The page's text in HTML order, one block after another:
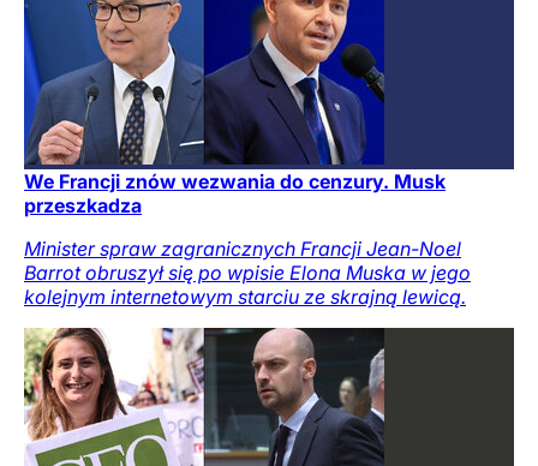
We Francji znów wezwania do cenzury. Musk
przeszkadza
Minister spraw zagranicznych Francji Jean-Noel
Barrot obruszył się po wpisie Elona Muska w jego
kolejnym internetowym starciu ze skrajną lewicą.